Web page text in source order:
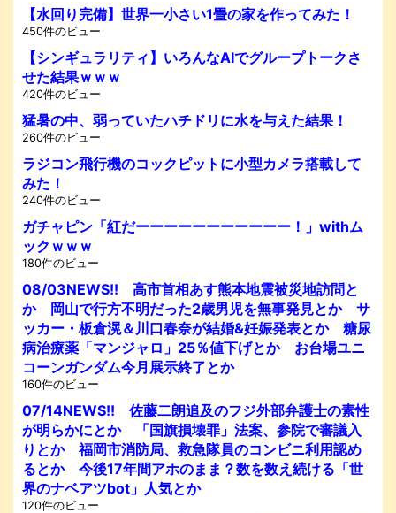
【水回り完備】世界一小さい1畳の家を作ってみた！
450件のビュー
【シンギュラリティ】いろんなAIでグループトークさ
せた結果ｗｗｗ
420件のビュー
猛暑の中、弱っていたハチドリに水を与えた結果！
260件のビュー
ラジコン飛行機のコックピットに小型カメラ搭載して
みた！
240件のビュー
ガチャピン「紅だーーーーーーーーーーー！」withム
ックｗｗｗ
180件のビュー
08/03NEWS!! 高市首相あす熊本地震被災地訪問と
か 岡山で行方不明だった2歳男児を無事発見とか サ
ッカー・板倉滉＆川口春奈が結婚&妊娠発表とか 糖尿
病治療薬「マンジャロ」25％値下げとか お台場ユニ
コーンガンダム今月展示終了とか
160件のビュー
07/14NEWS!! 佐藤二朗追及のフジ外部弁護士の素性
が明らかにとか 「国旗損壊罪」法案、参院で審議入
りとか 福岡市消防局、救急隊員のコンビニ利用認め
るとか 今後17年間アホのまま？数を数え続ける「世
界のナベアツbot」人気とか
120件のビュー